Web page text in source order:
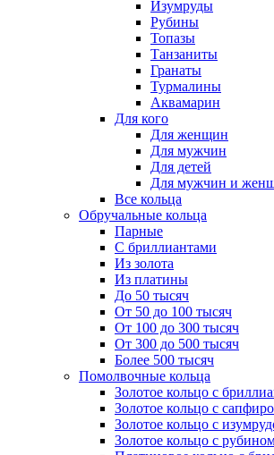
Изумруды
Рубины
Топазы
Танзаниты
Гранаты
Турмалины
Аквамарин
Для кого
Для женщин
Для мужчин
Для детей
Для мужчин и
Все кольца
Обручальные кольца
Парные
С бриллиантами
Из золота
Из платины
До 50 тысяч
От 50 до 100 тысяч
От 100 до 300 тысяч
От 300 до 500 тысяч
Более 500 тысяч
Помолвочные кольца
Золотое кольцо с
Золотое кольцо с
Золотое кольцо с
Золотое кольцо с